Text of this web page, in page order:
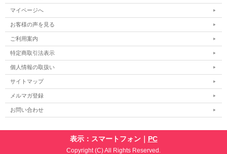
マイページへ
お客様の声を見る
ご利用案内
特定商取引法表示
個人情報の取扱い
サイトマップ
メルマガ登録
お問い合わせ
表示：スマートフォン｜ PC
Copyright (C) All Rights Reserved.